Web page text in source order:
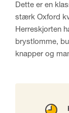
Dette er en
stærk Oxford
Herreskjorten
brystlomme,
knapper og